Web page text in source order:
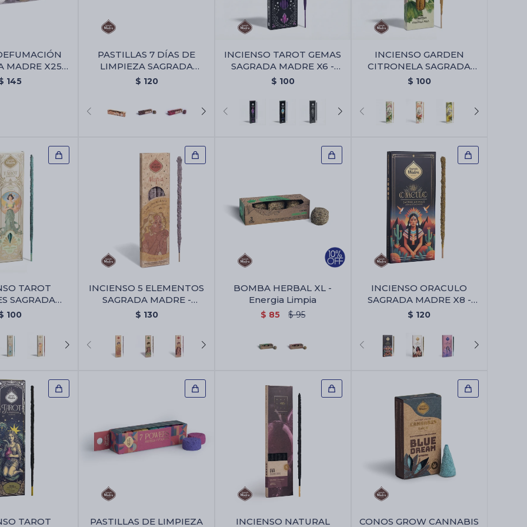
MADRE X25
- Mix De
145
PASTILLAS 7 DÍAS DE
LIMPIEZA SAGRADA
MADRE - 7 Días De
$ 120
INCIENSO TAROT GEMAS
SAGRADA MADRE X6 -
Amatista - Violeta/lavanda
$ 100
INCIENSO GARDEN
CITRONELA SAGRADA
MADRE - Pura
$ 100
TAROT
SAGRADA
De Geranio
100
INCIENSO 5 ELEMENTOS
SAGRADA MADRE -
Alegría/aire
$ 130
BOMBA HERBAL XL -
Energia Limpia
$ 85 $ 95
INCIENSO ORACULO
SAGRADA MADRE X8 -
Animales Sagrados
$ 120
TAROT
PASTILLAS DE LIMPIEZA
INCIENSO NATURAL
CONOS GROW CANNABIS